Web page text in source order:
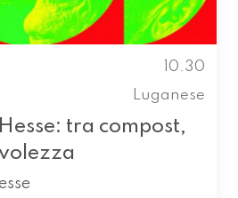
10.30
Luganese
tra compost,